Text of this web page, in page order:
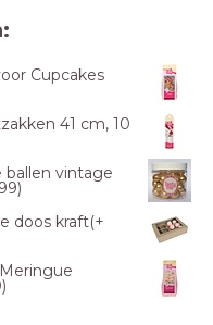
Cupcakes
41 cm, 10
ballen vintage
doos kraft(+